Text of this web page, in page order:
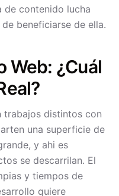
de contenido lucha
beneficiarse de ella.
Web: ¿Cuál
trabajos distintos con
una superficie de
y ahi es
se descarrilan. El
y tiempos de
quiere